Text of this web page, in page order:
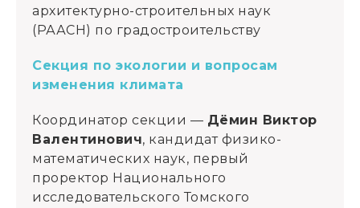
архитектурно-строительных наук
(РААСН) по градостроительству
Секция по экологии и вопросам
изменения климата
Координатор секции — Дёмин Виктор
Валентинович, кандидат физико-
математических наук, первый
проректор Национального
исследовательского Томского